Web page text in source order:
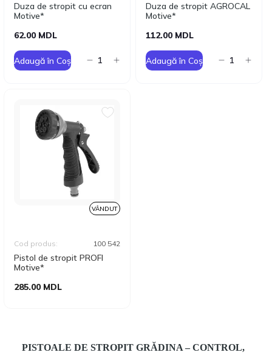
Duza de stropit cu ecran
Motive*
62.00 MDL
Adaugă în Coș
Duza de stropit AGROCAL
Motive*
112.00 MDL
Adaugă în Coș
VÂNDUT
Pistol de stropit PROFI
Motive*
Cod produs: 100 542
285.00 MDL
PISTOALE DE STROPIT GRĂDINA – CONTROL,